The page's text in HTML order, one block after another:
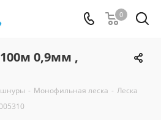
0
0,9мм ,
шнуры - Монофильная леска - Леска